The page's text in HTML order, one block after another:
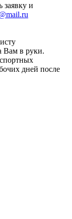
заявку и
Вам в руки.
дней после